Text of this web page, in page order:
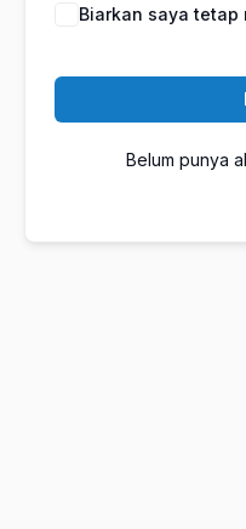
Biarkan saya tetap
Belum punya